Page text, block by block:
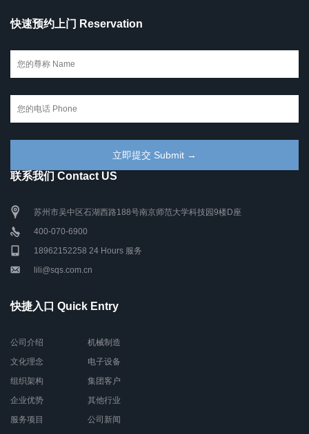
快速预约上门 Reservation
联系我们 Contact US
苏州市吴中区石湖西路188号南京师范大学科技园9楼D座
400-070-6900
18962152258 24 Hours 服务
lili@sqs.com.cn
快捷入口 Quick Entry
公司介绍
文化理念
组织架构
企业优势
服务项目
机械制造
电子设备
集团客户
其他行业
公司新闻